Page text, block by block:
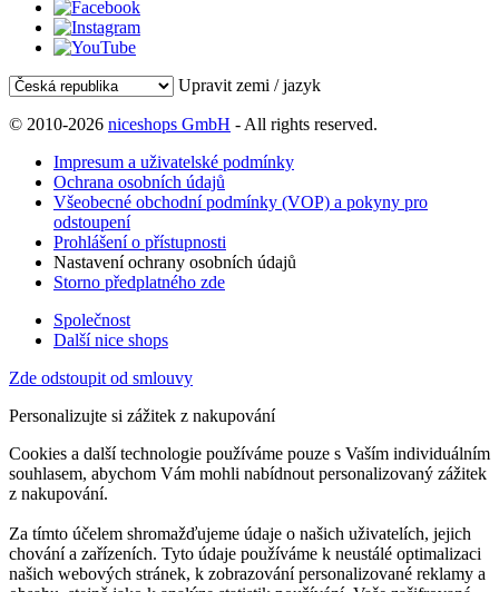
Upravit zemi / jazyk
© 2010-2026 niceshops GmbH - All rights reserved.
Impresum a uživatelské podmínky
Ochrana osobních údajů
Všeobecné obchodní podmínky (VOP) a pokyny pro
odstoupení
Prohlášení o přístupnosti
Nastavení ochrany osobních údajů
Storno předplatného zde
Společnost
Další nice shops
Zde odstoupit od smlouvy
Personalizujte si zážitek z nakupování
Cookies a další technologie používáme pouze s Vaším individuálním
souhlasem, abychom Vám mohli nabídnout personalizovaný zážitek
z nakupování.
Za tímto účelem shromažďujeme údaje o našich uživatelích, jejich
chování a zařízeních. Tyto údaje používáme k neustálé optimalizaci
našich webových stránek, k zobrazování personalizované reklamy a